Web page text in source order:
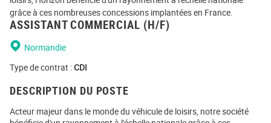
grâce à ces nombreuses concessions implantées en France.
ASSISTANT COMMERCIAL (H/F)
Normandie
Type de contrat :CDI
DESCRIPTION DU POSTE
Acteur majeur dans le monde du véhicule de loisirs, notre société